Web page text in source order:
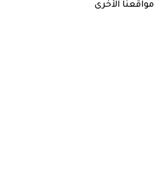
مواقعنا الأخرى